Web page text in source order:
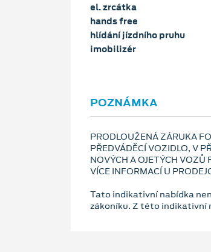
el. zrcátka
hands free
hlídání jízdního pruhu
imobilizér
POZNÁMKA
PRODLOUŽENÁ ZÁRUKA
PŘEDVÁDĚCÍ VOZIDLO, V
NOVÝCH A OJETÝCH
VÍCE INFORMACÍ U
Tato indikativní nabídka
zákoníku. Z této indikativní